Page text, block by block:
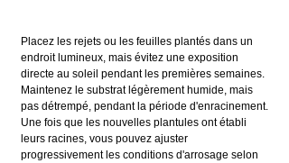
Placez les rejets ou les feuilles plantés dans un
endroit lumineux, mais évitez une exposition
directe au soleil pendant les premières semaines.
Maintenez le substrat légèrement humide, mais
pas détrempé, pendant la période d'enracinement.
Une fois que les nouvelles plantules ont établi
leurs racines, vous pouvez ajuster
progressivement les conditions d'arrosage selon